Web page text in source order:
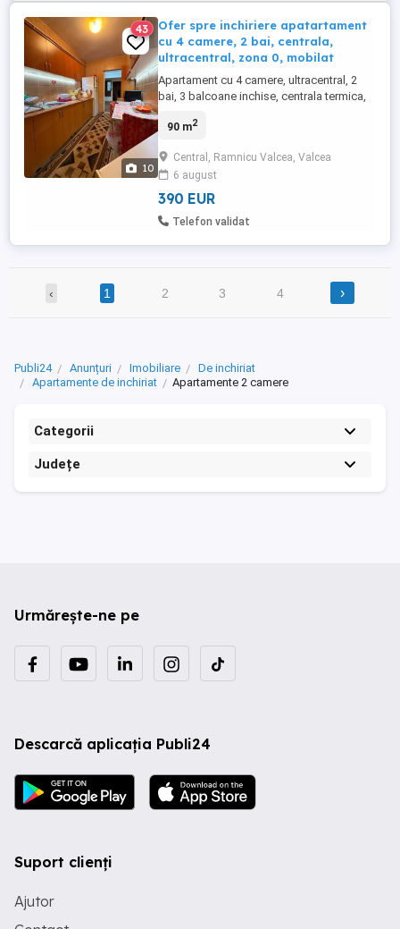
10
43
Ofer spre inchiriere apatartament
cu 4 camere, 2 bai, centrala,
ultracentral, zona 0, mobilat
Apartament cu 4 camere, ultracentral, 2
bai, 3 balcoane inchise, centrala termica,
afla pe strada General Magheru, Bloc V3,
raului Olanesti cu un view deosebit.
Apartamentul este gata functional cu
masina de spalat, ...
90 m2
Central, Ramnicu Valcea, Valcea
6 august
390 EUR
Telefon validat
‹ 1 2 3 4 ›
Publi24 Anunțuri Imobiliare
De inchiriat
Apartamente de inchiriat
Apartamente 2 camere
Categorii
Județe
Urmărește-ne pe
Descarcă aplicația Publi24
Suport clienți
Ajutor